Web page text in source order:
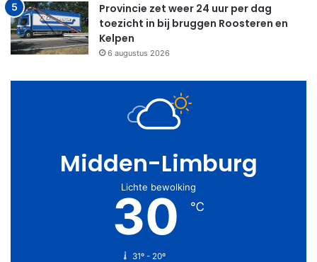
Provincie zet weer 24 uur per dag
toezicht in bij bruggen Roosteren en
Kelpen
6 augustus 2026
Midden-Limburg
Lichte bewolking
30 ℃
31º - 20º